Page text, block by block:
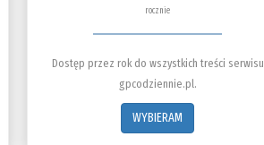
rocznie
Dostęp przez rok do wszystkich treści serwisu
gpcodziennie.pl.
WYBIERAM